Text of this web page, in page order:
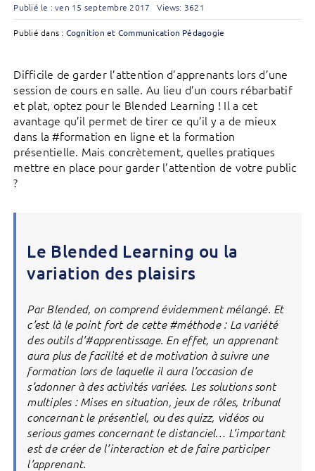
Publié le : ven 15 septembre 2017 Views: 3621
Publié dans : Cognition et Communication Pédagogie
Difficile de garder l’attention d’apprenants lors d’une
session de cours en salle. Au lieu d’un cours rébarbatif
et plat, optez pour le Blended Learning ! Il a cet
avantage qu’il permet de tirer ce qu’il y a de mieux
dans la #formation en ligne et la formation
présentielle. Mais concrètement, quelles pratiques
mettre en place pour garder l’attention de votre public
?
Le Blended Learning ou la
variation des plaisirs
Par Blended, on comprend évidemment mélangé. Et
c’est là le point fort de cette #méthode : La variété
des outils d’#apprentissage. En effet, un apprenant
aura plus de facilité et de motivation à suivre une
formation lors de laquelle il aura l’occasion de
s’adonner à des activités variées. Les solutions sont
multiples : Mises en situation, jeux de rôles, tribunal
concernant le présentiel, ou des quizz, vidéos ou
serious games concernant le distanciel… L’important
est de créer de l’interaction et de faire participer
l’apprenant.